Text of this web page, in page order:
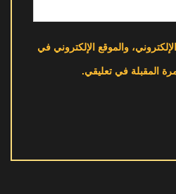
والموقع الإلكتروني في
المقبلة في تعليقي.